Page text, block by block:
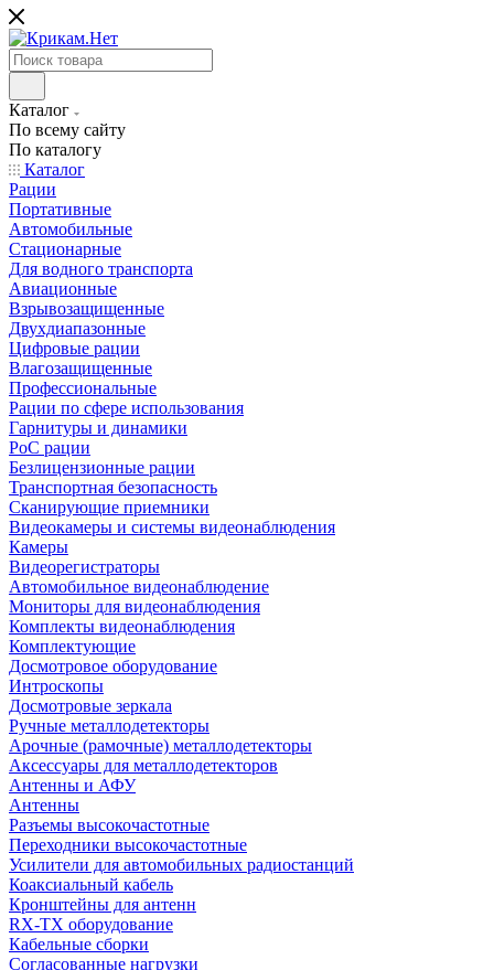
Каталог
По всему сайту
По каталогу
Каталог
Рации
Портативные
Автомобильные
Стационарные
Для водного транспорта
Авиационные
Взрывозащищенные
Двухдиапазонные
Цифровые рации
Влагозащищенные
Профессиональные
Рации по сфере использования
Гарнитуры и динамики
PoC рации
Безлицензионные рации
Транспортная безопасность
Сканирующие приемники
Видеокамеры и системы видеонаблюдения
Камеры
Видеорегистраторы
Автомобильное видеонаблюдение
Мониторы для видеонаблюдения
Комплекты видеонаблюдения
Комплектующие
Досмотровое оборудование
Интроскопы
Досмотровые зеркала
Ручные металлодетекторы
Арочные (рамочные) металлодетекторы
Аксессуары для металлодетекторов
Антенны и АФУ
Антенны
Разъемы высокочастотные
Переходники высокочастотные
Усилители для автомобильных радиостанций
Коаксиальный кабель
Кронштейны для антенн
RX-TX оборудование
Кабельные сборки
Согласованные нагрузки